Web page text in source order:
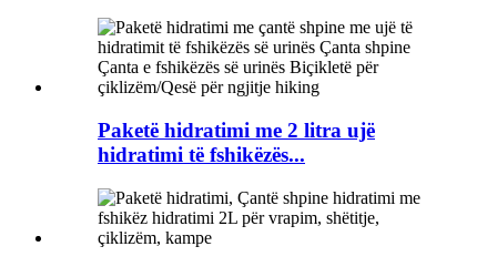
Paketë hidratimi me 2 litra ujë
hidratimi të fshikëzës...